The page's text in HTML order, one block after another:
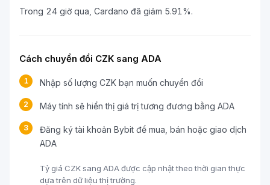
Trong 24 giờ qua, Cardano đã giảm 5.91%.
Cách chuyển đổi CZK sang ADA
1 Nhập số lượng CZK bạn muốn chuyển đổi
2 Máy tính sẽ hiển thị giá trị tương đương bằng ADA
3
Đăng ký tài khoản Bybit để mua, bán hoặc giao dịch
ADA
Tỷ giá CZK sang ADA được cập nhật theo thời gian thực
dựa trên dữ liệu thị trường.